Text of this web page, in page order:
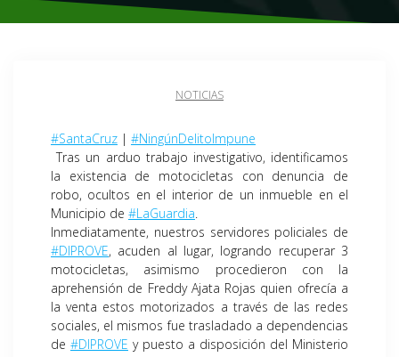
NOTICIAS
#SantaCruz | #NingúnDelitoImpune
Tras un arduo trabajo investigativo, identificamos
la existencia de motocicletas con denuncia de
robo, ocultos en el interior de un inmueble en el
Municipio de #LaGuardia.
Inmediatamente, nuestros servidores policiales de
#DIPROVE, acuden al lugar, logrando recuperar 3
motocicletas, asimismo procedieron con la
aprehensión de Freddy Ajata Rojas quien ofrecía a
la venta estos motorizados a través de las redes
sociales, el mismos fue trasladado a dependencias
de #DIPROVE y puesto a disposición del Ministerio